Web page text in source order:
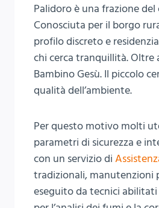
Palidoro è una frazione
Conosciuta per il borgo
profilo discreto e
chi cerca tranquillità. Oltre
Bambino Gesù. Il piccolo
qualità dell’ambiente.
Per questo motivo molti
parametri di sicurezza e
con un servizio di
tradizionali, manutenzioni
eseguito da tecnici abilitati